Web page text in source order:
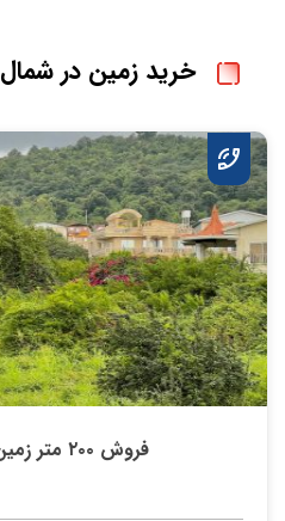
خرید زمین در شمال
فروش ۲۰۰ متر زمین آماده ساخت